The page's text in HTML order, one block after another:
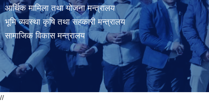
आर्थिक मामिला तथा योजना मन्त्रालय
भूमि व्यवस्था कृषि तथा सहकारी मन्त्रालय
सामाजिक विकास मन्त्रालय
//